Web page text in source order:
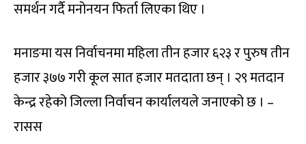
समर्थन गर्दै मनोनयन फिर्ता लिएका थिए ।
मनाङमा यस निर्वाचनमा महिला तीन हजार ६२३ र पुरुष तीन
हजार ३७७ गरी कूल सात हजार मतदाता छन् । २९ मतदान
केन्द्र रहेको जिल्ला निर्वाचन कार्यालयले जनाएको छ । –
रासस